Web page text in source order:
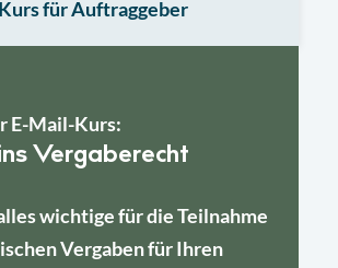
Kurs für Auftraggeber
E-Mail-Kurs:
Vergaberecht
wichtige für die Teilnahme
Vergaben für Ihren